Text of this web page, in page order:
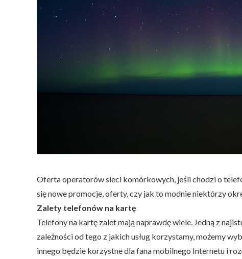
Oferta operatorów sieci komórkowych, jeśli chodzi o
się nowe promocje, oferty, czy jak to modnie niektórzy
Zalety telefonów na kartę
Telefony na kartę zalet mają naprawdę wiele. Jedną z
zależności od tego z jakich usług korzystamy, możemy
innego będzie korzystne dla fana mobilnego Internetu i